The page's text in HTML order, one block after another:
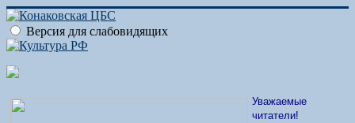
Версия для слабовидящих
Уважаемые
читатели!